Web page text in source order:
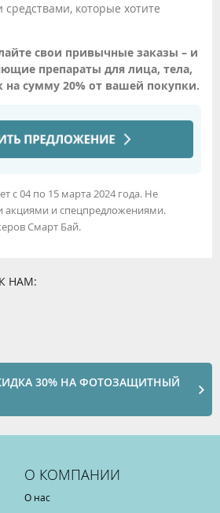
которые хотите
свои привычные заказы – и
препараты для лица, тела,
на сумму 20% от вашей покупки.
с 04 по 15 марта 2024 года. Не
акциями и спецпредложениями.
Смарт Бай.
НАМ:
30% НА ФОТОЗАЩИТНЫЙ
О КОМПАНИИ
О нас